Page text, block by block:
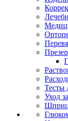
Тесты
Уход